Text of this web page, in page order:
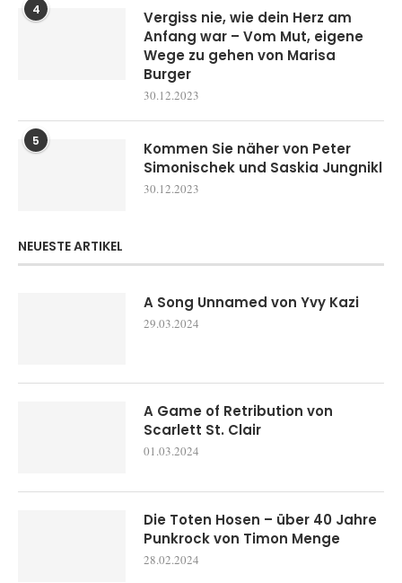
4
Vergiss nie, wie dein Herz am
Anfang war – Vom Mut, eigene
Wege zu gehen von Marisa
Burger
30.12.2023
5
Kommen Sie näher von Peter
Simonischek und Saskia Jungnikl
30.12.2023
NEUESTE ARTIKEL
A Song Unnamed von Yvy Kazi
29.03.2024
A Game of Retribution von
Scarlett St. Clair
01.03.2024
Die Toten Hosen – über 40 Jahre
Punkrock von Timon Menge
28.02.2024